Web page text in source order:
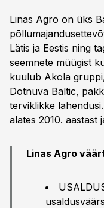
Linas Agro on üks
Lätis ja Eestis ning
seemnete müügist
kuulub Akola
Dotnuva Baltic,
terviklikke
alates 2010. aastast
Linas Agro